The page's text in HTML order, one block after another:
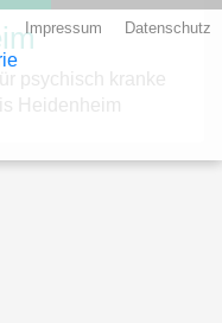
Impressum Datenschutz
psychisch kranke
Heidenheim